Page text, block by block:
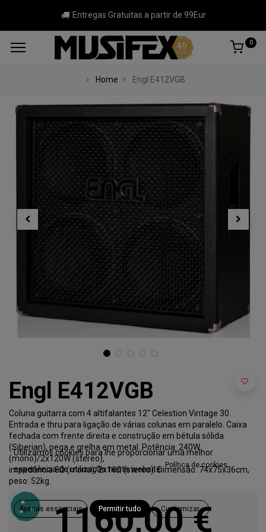
Entregas Gratuitas a partir de 99Eur
0
Home Engl E412VGB
Engl E412VGB
Coluna guitarra com 4 altifalantes 12″ Celestion Vintage 30.
Entrada e thru para ligação de várias colunas em paralelo. Caixa
fechada com frente direita e construção em bétula sólida
(Siberian), pega e grelha em metal. Potência: 240W
(mono)/2x120W (stereo),
impedância 8Ω (mono)/2x16Ω (stereo). Dimensão: 74x75x36cm,
peso: 52kg.
1160,00€
Utilizamos cookies para lhe proporcionar uma melhor
experiência de utilização neste website. Política de cookies
Apenas essenciais Permitir tudo Customizar